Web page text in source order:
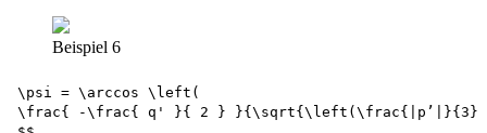
Beispiel 6
\psi = \arccos \left(
\frac{ -\frac{ q' }{ 2 }